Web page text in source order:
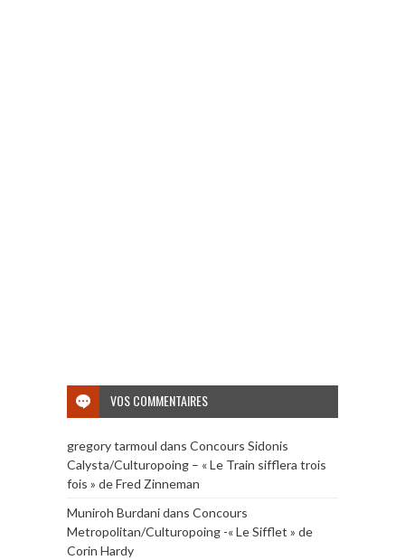
VOS COMMENTAIRES
gregory tarmoul dans Concours Sidonis
Calysta/Culturopoing – « Le Train sifflera trois
fois » de Fred Zinneman
Muniroh Burdanidans Concours
Metropolitan/Culturopoing -« Le Sifflet » de
Corin Hardy